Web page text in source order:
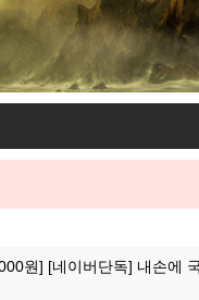
원] [네이버단독] 내손에